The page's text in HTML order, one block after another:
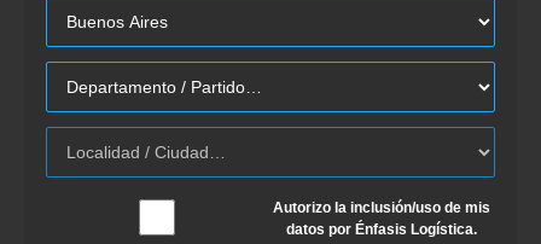
Autorizo la inclusión/uso de mis
datos por Énfasis Logística.